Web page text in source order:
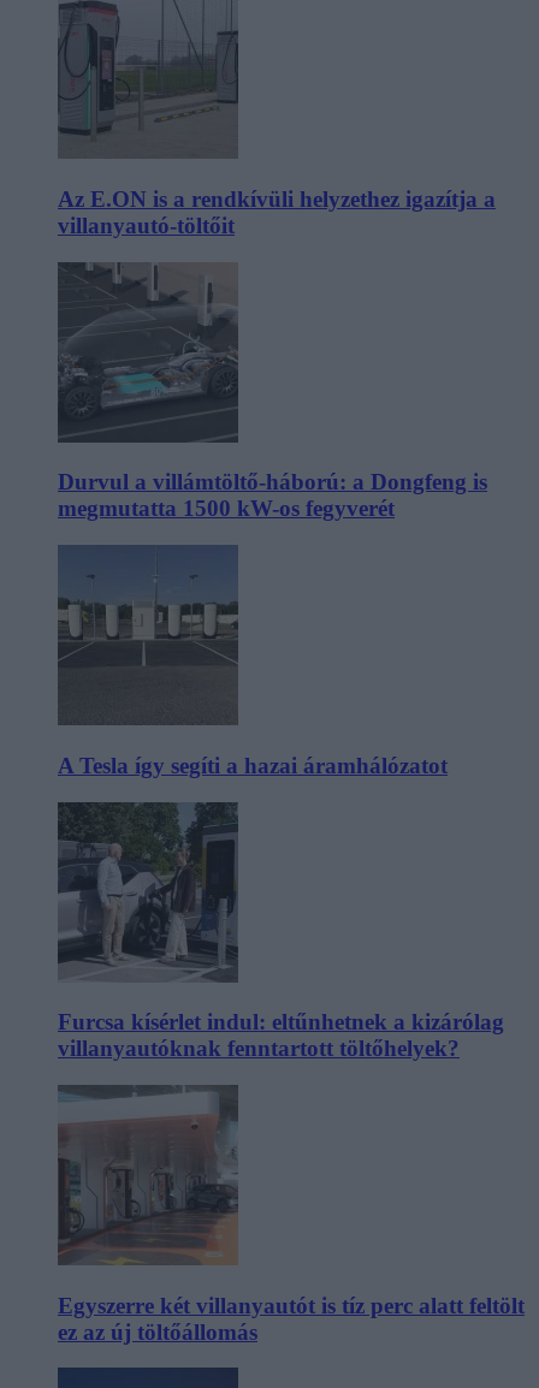
Az E.ON is a rendkívüli helyzethez igazítja a
villanyautó-töltőit
Durvul a villámtöltő-háború: a Dongfeng is
megmutatta 1500 kW-os fegyverét
A Tesla így segíti a hazai áramhálózatot
Furcsa kísérlet indul: eltűnhetnek a kizárólag
villanyautóknak fenntartott töltőhelyek?
Egyszerre két villanyautót is tíz perc alatt feltölt
ez az új töltőállomás